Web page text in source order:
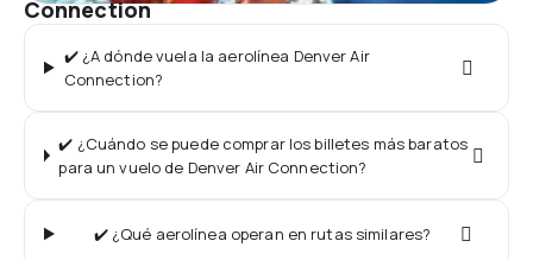
Connection
✔️ ¿A dónde vuela la aerolínea Denver Air
Connection?
✔️ ¿Cuándo se puede comprar los billetes más baratos
para un vuelo de Denver Air Connection?
✔️ ¿Qué aerolínea operan en rutas similares?